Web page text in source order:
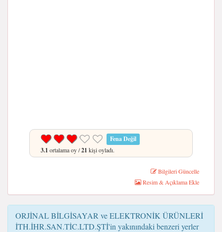
Fena Değil
3.1 ortalama oy /21 kişi oyladı.
Bilgileri Güncelle
Resim & Açıklama Ekle
ORJİNAL BİLGİSAYAR ve ELEKTRONİK ÜRÜNLERİ
İTH.İHR.SAN.TİC.LTD.ŞTİ'in yakınındaki benzeri yerler